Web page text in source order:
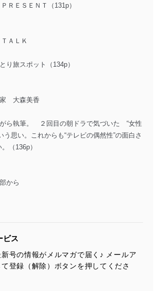
ＲＥＳＥＮＴ（131p）
ＡＬＫ
り旅スポット（134p）
大森美香
ら執筆。 ２回目の朝ドラで気づいた “女性
う思い。これからも“テレビの偶然性”の面白さ
（136p）
から
ビス
号の情報がメルマガで届く♪ メールア
て登録（解除）ボタンを押してくださ